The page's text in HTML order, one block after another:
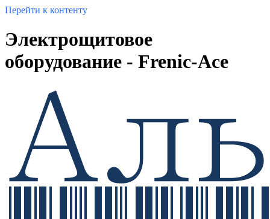
Перейти к контенту
Электрощитовое
оборудование - Frenic-Ace